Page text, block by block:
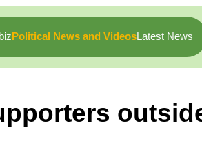
Political News and VideosLatest News